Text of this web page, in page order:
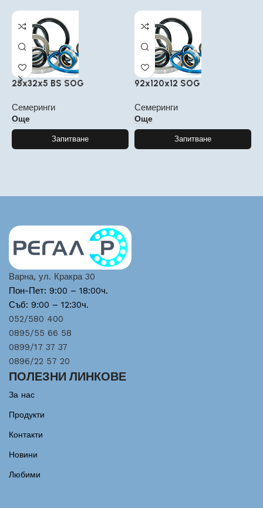
25x32x5 BS SOG
Семеринги
Още
Запитване
92x120x12 SOG
Семеринги
Още
Запитване
Варна, ул. Кракра 30
Пон-Пет: 9:00 – 18:00ч.
Съб: 9:00 – 12:30ч.
052/580 400
0895/55 66 58
0899/17 37 37
0896/22 57 20
ПОЛЕЗНИ ЛИНКОВЕ
За нас
Продукти
Контакти
Новини
Любими